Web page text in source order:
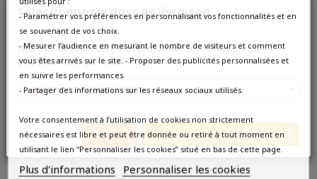
Sélectionnez le pays de livraison
Nos prix et les frais peuvent varier en fonction du
pays/de la région de livraison.
France métropolitaine
Annuler Enregistrer les modifications
 Ajouter au panier
10 AUTRES PRODUITS DANS LA MÊME CATÉGORIE :
- Paramétrer vos préférences en personnalisant vos fonctionnalités et en
se souvenant de vos choix.
- Mesurer l’audience en mesurant le nombre de visiteurs et comment
vous êtes arrivés sur le site. - Proposer des publicités personnalisées et
en suivre les performances.
- Partager des informations sur les réseaux sociaux utilisés.
Votre consentement à l’utilisation de cookies non strictement
nécessaires est libre et peut être donnée ou retiré à tout moment en
utilisant le lien “Personnaliser les cookies” situé en bas de cette page.
Plus d'informations Personnaliser les cookies